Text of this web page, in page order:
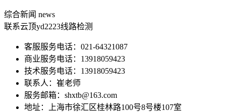
综合新闻 news
联系云顶yd2223线路检测
客服服务电话：021-64321087
商业服务电话：13918059423
技术服务电话：13918059423
联系人：崔老师
服务邮箱： shxtb@163.com
地址：上海市徐汇区桂林路100号8号楼107室